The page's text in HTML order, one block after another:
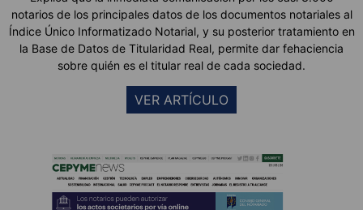
notarios de los principales datos de los documentos notariales al
Índice Único Informatizado Notarial, y su posterior tratamiento en
la Base de Datos de Titularidad Real, permite dar fehaciencia
sobre quién es el titular real de cada sociedad.
VER ARTÍCULO